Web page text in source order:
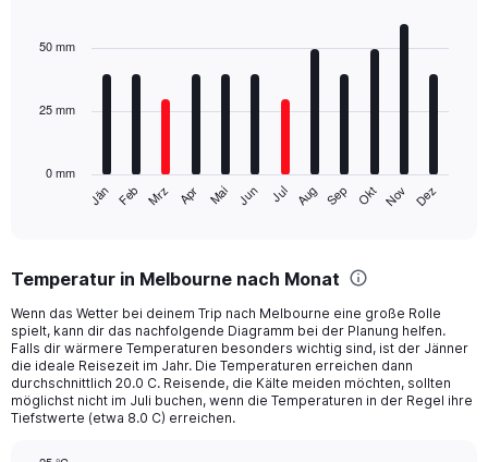
with
The
Range:
categories.
The
chart
has
1
Y
Jän Feb Mrz Apr Mai Jun Jul Aug Sep Okt Nov Dez
0 mm
25 mm
50 mm
Temperatur in Melbourne nach Monat
Wenn das Wetter bei deinem Trip nach Melbourne eine große Rolle
spielt, kann dir das nachfolgende Diagramm bei der Planung helfen.
Falls dir wärmere Temperaturen besonders wichtig sind, ist der Jänner
die ideale Reisezeit im Jahr. Die Temperaturen erreichen dann
durchschnittlich 20.0 C. Reisende, die Kälte meiden möchten, sollten
möglichst nicht im Juli buchen, wenn die Temperaturen in der Regel ihre
Tiefstwerte (etwa 8.0 C) erreichen.